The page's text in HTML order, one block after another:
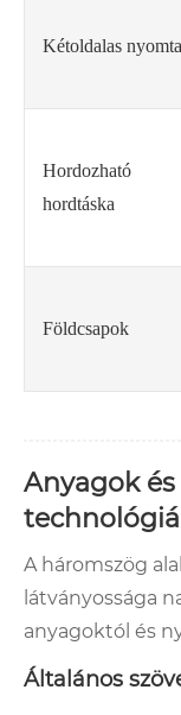
Kétoldalas
Hordozható
hordtáska
Földcsapok
Anyagok
A háromszög
látványossága
anyagoktól és
Általános